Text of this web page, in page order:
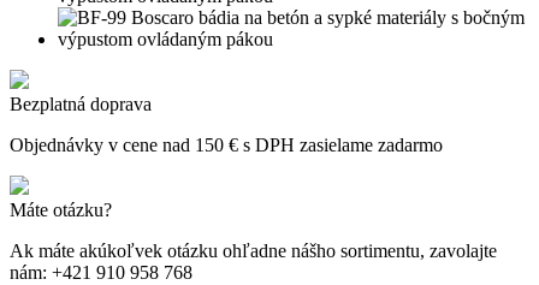
Bezplatná doprava
Objednávky v cene nad 150 € s DPH zasielame zadarmo
Máte otázku?
Ak máte akúkoľvek otázku ohľadne nášho sortimentu, zavolajte
nám: +421 910 958 768